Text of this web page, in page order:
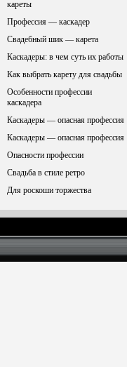
кареты
Профессия — каскадер
Свадебный шик — карета
Каскадеры: в чем суть их работы
Как выбрать карету для свадьбы
Особенности профессии
каскадера
Каскадеры — опасная профессия
Каскадеры — опасная профессия
Опасности профессии
Свадьба в стиле ретро
Для роскоши торжества